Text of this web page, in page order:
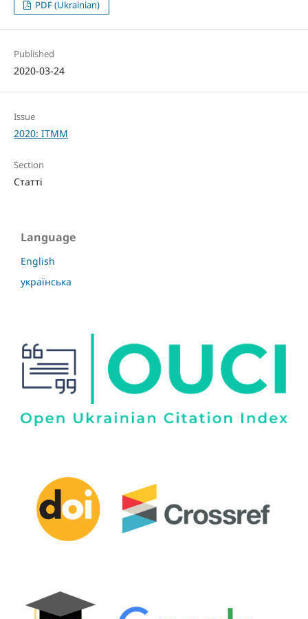
PDF (Ukrainian)
Published
2020-03-24
Issue
2020: ITMM
Section
Статті
Language
English
українська